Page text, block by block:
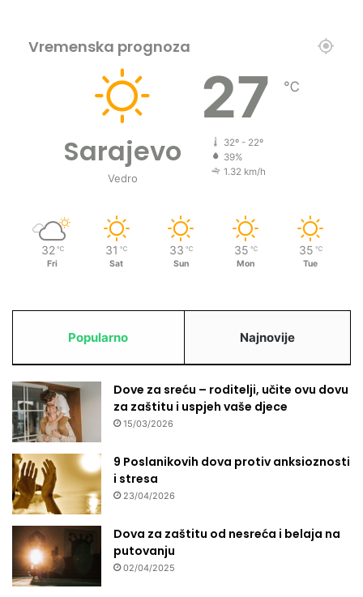
Vremenska prognoza
Sarajevo
Vedro
27 ℃
32º - 22º
39%
1.32 km/h
32 ℃
Fri
31 ℃
Sat
33 ℃
Sun
35 ℃
Mon
35 ℃
Tue
Popularno Najnovije
Dove za sreću – roditelji, učite ovu dovu
za zaštitu i uspjeh vaše djece
15/03/2026
9 Poslanikovih dova protiv anksioznosti
i stresa
23/04/2026
Dova za zaštitu od nesreća i belaja na
putovanju
02/04/2025